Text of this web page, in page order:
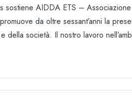
sostiene AIDDA ETS –
da oltre sessant’anni la
della società. Il nostro lavoro